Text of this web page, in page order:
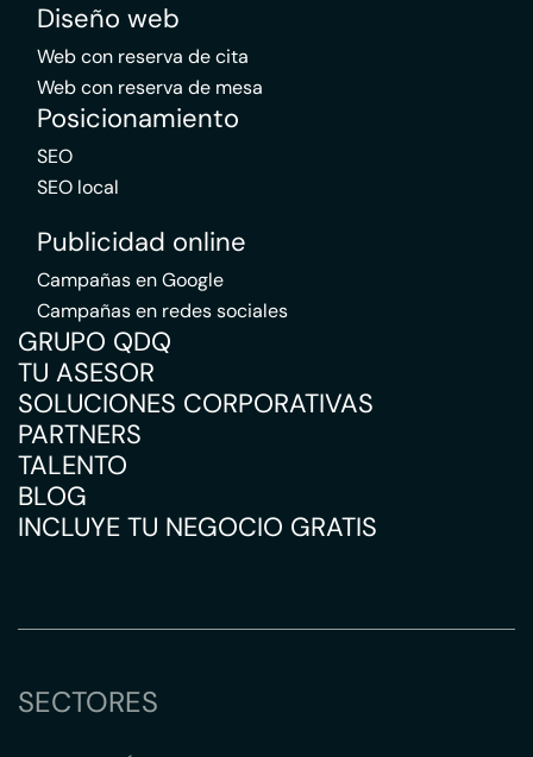
Diseño web
Web con reserva de cita
Web con reserva de mesa
Posicionamiento
SEO
SEO local
Publicidad online
Campañas en Google
Campañas en redes sociales
GRUPO QDQ
TU ASESOR
SOLUCIONES CORPORATIVAS
PARTNERS
TALENTO
BLOG
INCLUYE TU NEGOCIO GRATIS
SECTORES